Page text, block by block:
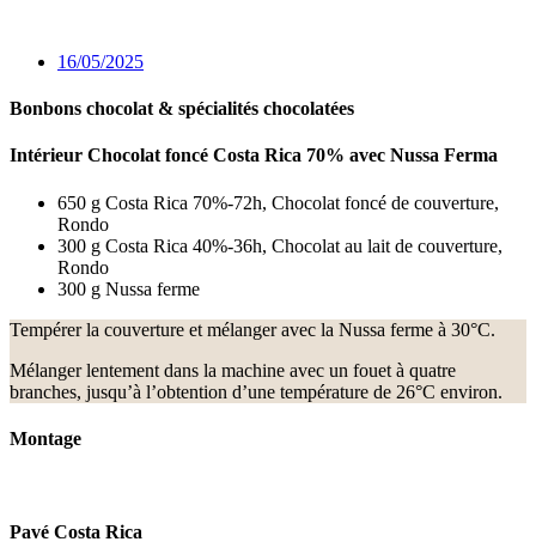
16/05/2025
Bonbons chocolat & spécialités chocolatées
Intérieur Chocolat foncé Costa Rica 70% avec Nussa Ferma
650 g Costa Rica 70%-72h, Chocolat foncé de couverture,
Rondo
300 g Costa Rica 40%-36h, Chocolat au lait de couverture,
Rondo
300 g Nussa ferme
Tempérer la couverture et mélanger avec la Nussa ferme à 30°C.
Mélanger lentement dans la machine avec un fouet à quatre
branches, jusqu’à l’obtention d’une température de 26°C environ.
Montage
Pavé Costa Rica